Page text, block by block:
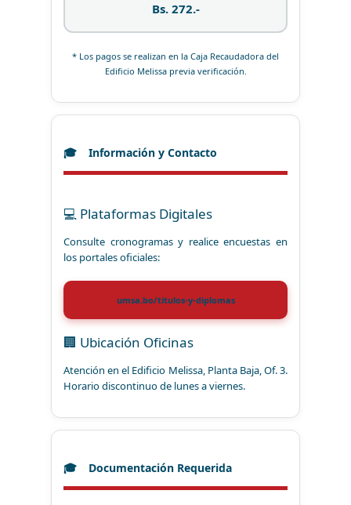
Bs. 272.-
* Los pagos se realizan en la Caja Recaudadora del
Edificio Melissa previa verificación.
Información y Contacto
💻 Plataformas Digitales
Consulte cronogramas y realice encuestas en
los portales oficiales:
umsa.bo/titulos-y-diplomas
🏢 Ubicación Oficinas
Atención en el Edificio Melissa, Planta Baja, Of. 3.
Horario discontinuo de lunes a viernes.
Documentación Requerida